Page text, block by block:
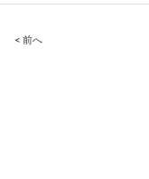
Post
< 前へ